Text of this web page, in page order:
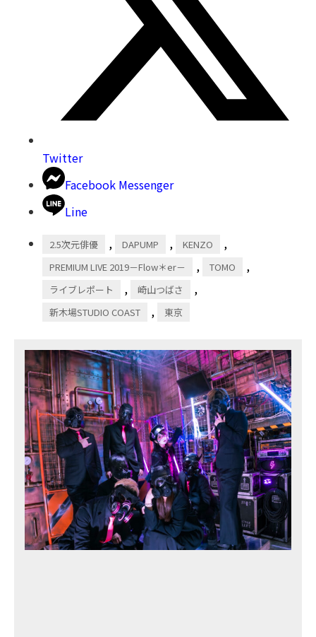
Twitter
Facebook Messenger
Line
2.5次元俳優 , DAPUMP , KENZO ,
PREMIUM LIVE 2019－Flow＊er－ , TOMO ,
ライブレポート , 崎山つばさ ,
新木場STUDIO COAST , 東京